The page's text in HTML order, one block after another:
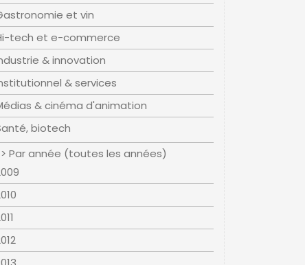
et vin
tech et e-commerce
& innovation
& services
& cinéma d'animation
biotech
Par année (toutes les années)